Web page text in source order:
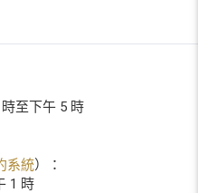
至下午 5 時
系統）：
1 時